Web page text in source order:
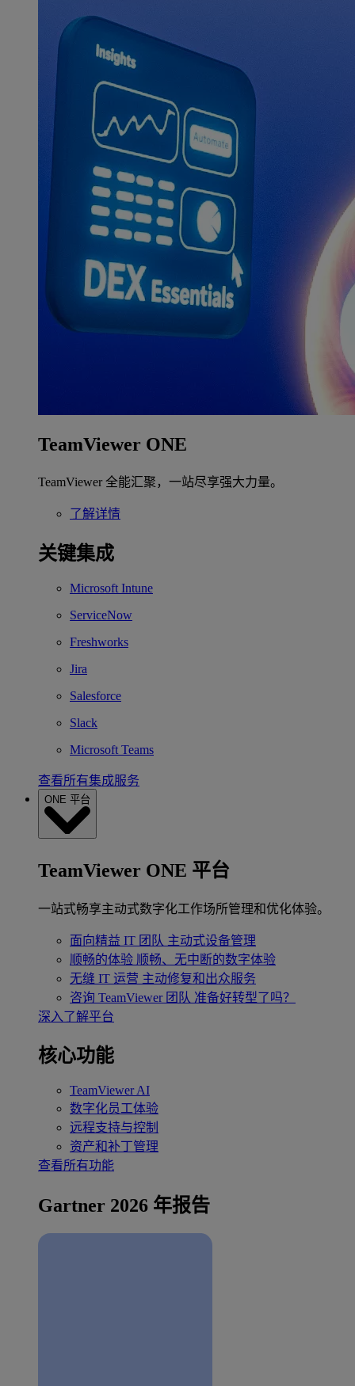
TeamViewer ONE
TeamViewer 全能汇聚，一站尽享强大力量。
了解详情
关键集成
Microsoft Intune
ServiceNow
Freshworks
Jira
Salesforce
Slack
Microsoft Teams
查看所有集成服务
ONE 平台
TeamViewer ONE 平台
一站式畅享主动式数字化工作场所管理和优化体验。
面向精益 IT 团队 主动式设备管理
顺畅的体验 顺畅、无中断的数字体验
无缝 IT 运营 主动修复和出众服务
咨询 TeamViewer 团队 准备好转型了吗？
深入了解平台
核心功能
TeamViewer AI
数字化员工体验
远程支持与控制
资产和补丁管理
查看所有功能
Gartner 2026 年报告